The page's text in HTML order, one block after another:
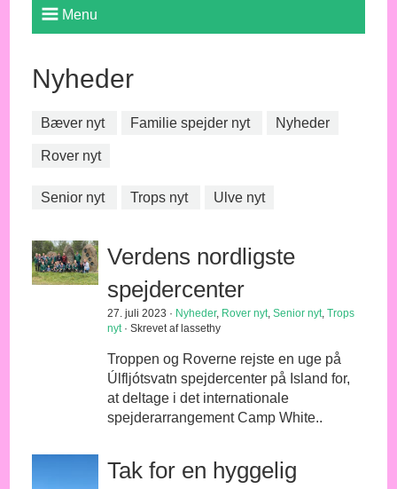
Menu
Nyheder
Bæver nyt Familie spejder nyt Nyheder
Rover nyt
Senior nyt Trops nyt Ulve nyt
Verdens nordligste
spejdercenter
27. juli 2023 · Nyheder, Rover nyt,Senior nyt,Trops
nyt· Skrevet af lassethy
Troppen og Roverne rejste en uge på
Úlfljótsvatn spejdercenter på Island for,
at deltage i det internationale
spejderarrangement Camp White..
Tak for en hyggelig